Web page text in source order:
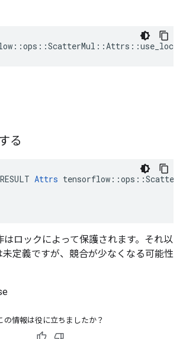
る
Attrs
はロックによって保護されます。それ以
定義ですが、競合が少なくなる可能性
の情報は役に立ちましたか？